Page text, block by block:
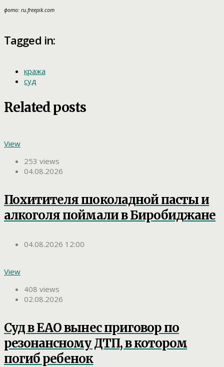
фото: ru.freepik.com
Tagged in:
кража
суд
Related posts
View
253 views
04.08.2026
Похитителя шоколадной пасты и
алкоголя поймали в Биробиджане
04.08.2026 12:00
View
408 views
02.08.2026
Суд в ЕАО вынес приговор по
резонансному ДТП, в котором
погиб ребенок